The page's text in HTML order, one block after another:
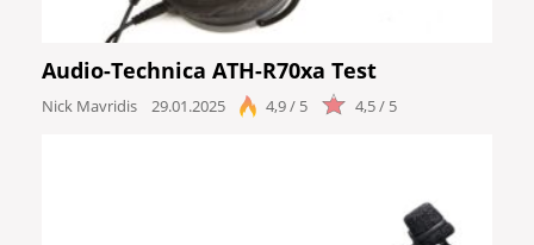
Audio-Technica ATH-R70xa Test
Nick Mavridis 29.01.2025 4,9 / 5 4,5 / 5